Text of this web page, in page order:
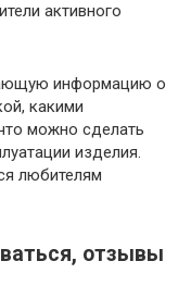
активного
информацию о
какими
можно сделать
изделия.
любителям
отзывы